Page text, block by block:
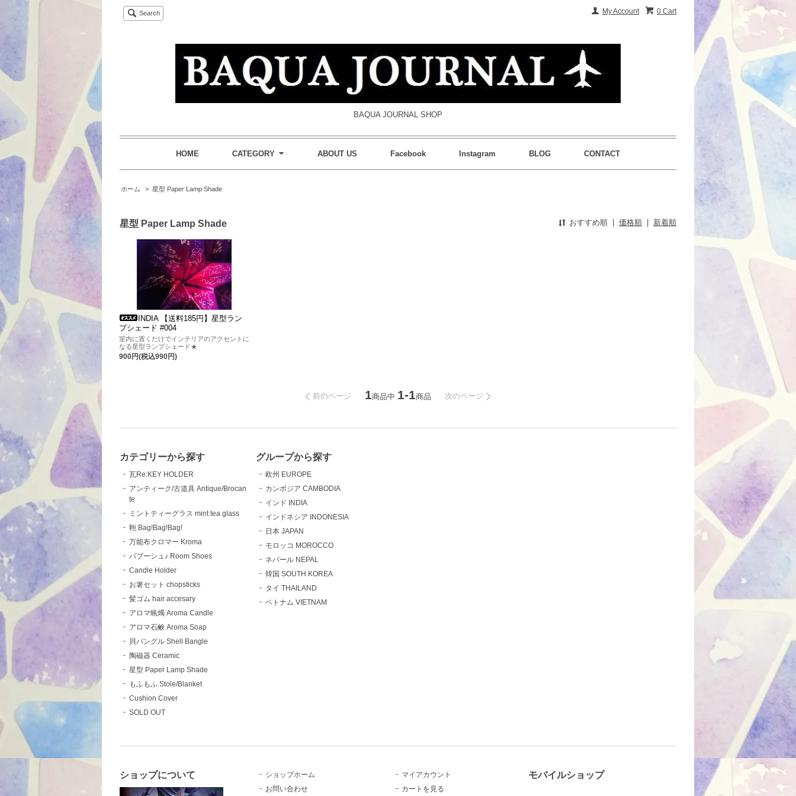
0 Cart
My Account
Search
BAQUA JOURNAL SHOP
HOME CATEGORY ABOUT US Facebook Instagram BLOG CONTACT
ホーム > 星型 Paper Lamp Shade
星型 Paper Lamp Shade おすすめ順 価格順 新着順
INDIA 【送料185円】星型ラン
プシェード #004
室内に置くだけでインテリアのアクセントに
なる星型ランプシェード★
900円(税込990円)
前のページ 1商品中 1-1商品 次のページ
カテゴリーから探す
瓦Re:KEY HOLDER
アンティーク/古道具 Antique/Brocan
te
ミントティーグラス mint tea glass
鞄 Bag!Bag!Bag!
万能布クロマー Kroma
バブーシュ♪ Room Shoes
Candle Holder
お箸セット chopsticks
髪ゴム hair accesary
アロマ蝋燭 Aroma Candle
アロマ石鹸 Aroma Soap
貝バングル Shell Bangle
陶磁器 Ceramic
星型 Paper Lamp Shade
もふもふ Stole/Blanket
Cushion Cover
SOLD OUT
グループから探す
欧州 EUROPE
カンボジア CAMBODIA
インド INDIA
インドネシア INDONESIA
日本 JAPAN
モロッコ MOROCCO
ネパール NEPAL
韓国 SOUTH KOREA
タイ THAILAND
ベトナム VIETNAM
ショップについて
ショップホーム
お問い合わせ
マイアカウント
カートを見る
モバイルショップ